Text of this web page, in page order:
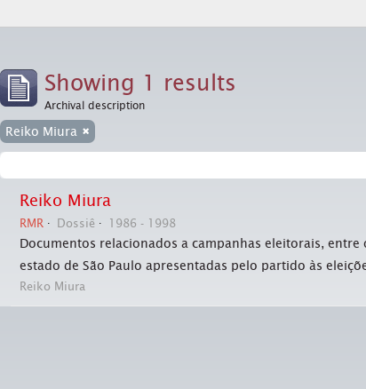
Showing 1 results
Archival description
Reiko Miura
Reiko Miura
RMR Dossiê 1986 - 1998
Documentos relacionados a campanhas eleitorais,
estado de São Paulo apresentadas pelo partido às
Reiko Miura